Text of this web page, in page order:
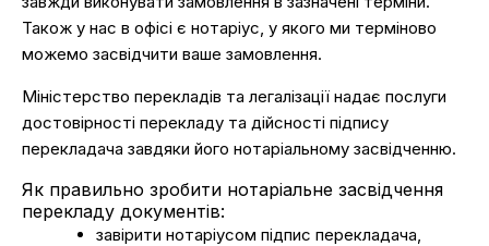
Також у нас в офісі є нотаріус, у якого ми терміново
можемо засвідчити ваше замовлення.
Міністерство перекладів та легалізації надає послуги
достовірності перекладу та дійсності підпису
перекладача завдяки його нотаріальному засвідченню.
Як правильно зробити нотаріальне засвідчення
перекладу документів:
завірити нотаріусом підпис перекладача,